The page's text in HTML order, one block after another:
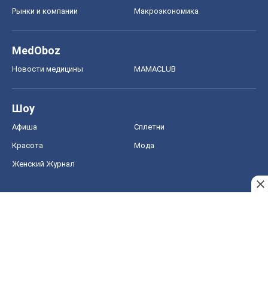
Рынки и компании Mакроэкономика
MedOboz
Новости медицины MAMACLUB
Шоу
Афиша Сплетни
Красота Мода
Женский Журнал